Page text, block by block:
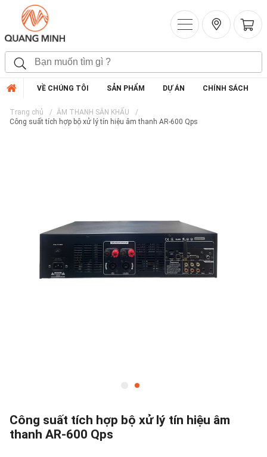
VỀ CHÚNG TÔI SẢN PHẨM DỰ ÁN CHÍNH SÁCH
Trang chủ
ÂM THANH SÂN KHẤU
Công suất tích hợp bộ xử lý tín hiệu âm thanh AR-600 Qps
Công suất tích hợp bộ xử lý tín hiệu âm
thanh AR-600 Qps